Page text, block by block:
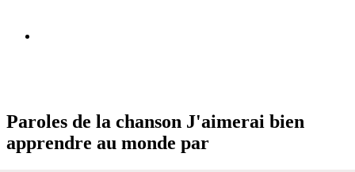
Paroles de la chanson J'aimerai bien
apprendre au monde par